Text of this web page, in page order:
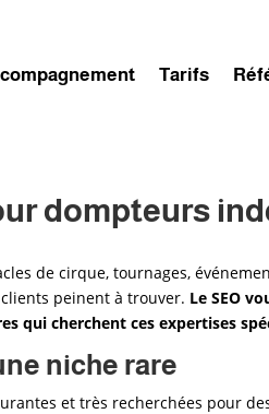
Tarifs
dompteurs
de cirque, tournages,
peinent à trouver. Le SEO
qui cherchent ces expertises
niche rare
et très recherchées pour